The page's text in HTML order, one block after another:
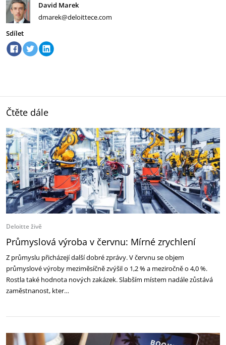
David Marek
dmarek@deloittece.com
Sdílet
Čtěte dále
Deloitte živě
Průmyslová výroba v červnu: Mírné zrychlení
Z průmyslu přicházejí další dobré zprávy. V červnu se objem
průmyslové výroby meziměsíčně zvýšil o 1,2 % a meziročně o 4,0 %.
Rostla také hodnota nových zakázek. Slabším místem nadále zůstává
zaměstnanost, kter…